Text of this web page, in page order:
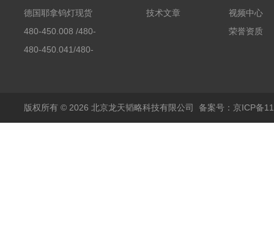
素分析仪反应罐
德国耶拿钨灯现货
480-450.008 /480-
450.008C耶拿镉Cd空
480-450.041/480-
包邮
技术文章
视频中心
荣誉资质
版权所有 © 2026 北京龙天韬略科技有限公司 备案号：京ICP备